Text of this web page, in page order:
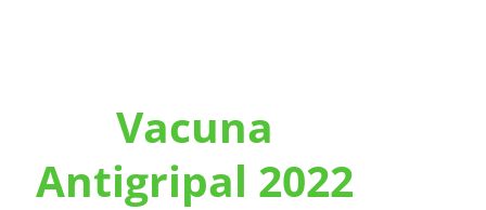
Vacuna
Antigripal 2022